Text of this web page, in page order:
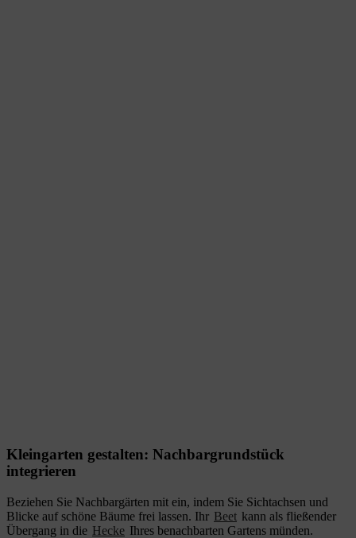
Kleingarten gestalten: Nachbargrundstück
integrieren
Beziehen Sie Nachbargärten mit ein, indem Sie Sichtachsen und
Blicke auf schöne Bäume frei lassen. Ihr Beet kann als fließender
Übergang in die Hecke Ihres benachbarten Gartens münden.